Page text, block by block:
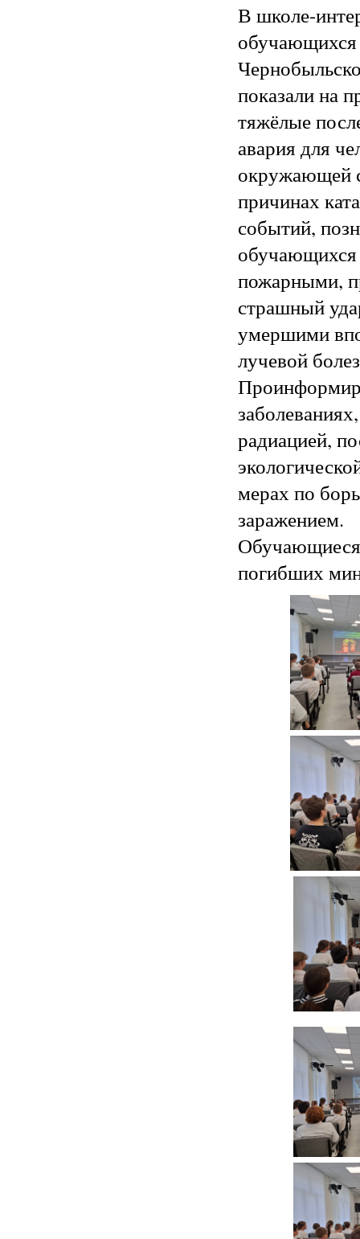
В школе-
обучающихся
показали на
тяжёлые
авария для
окружающей
причинах
событий,
пожарными,
страшный
умершими
лучевой
радиацией,
мерах по
заражением.
погибших